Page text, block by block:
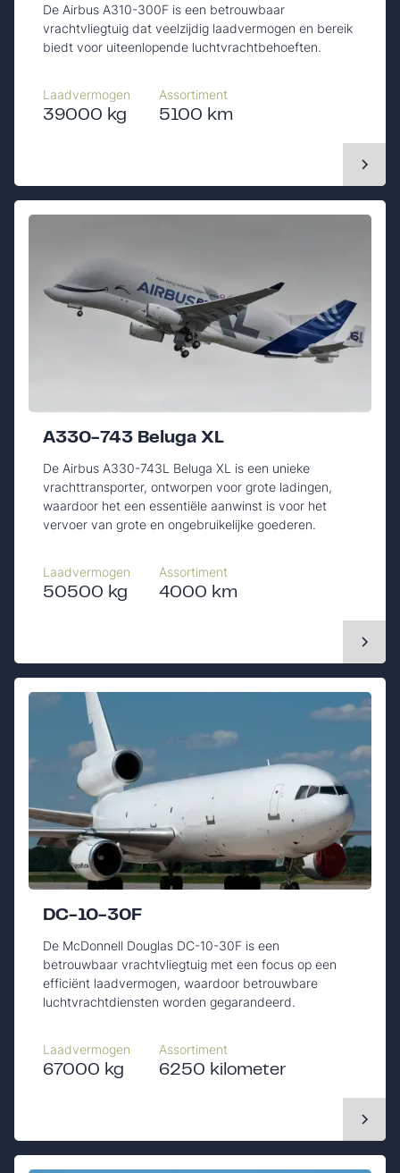
De Airbus A310-300F is een betrouwbaar
vrachtvliegtuig dat veelzijdig laadvermogen en bereik
biedt voor uiteenlopende luchtvrachtbehoeften.
Laadvermogen
39000 kg
Assortiment
5100 km
A330-743 Beluga XL
De Airbus A330-743L Beluga XL is een unieke
vrachttransporter, ontworpen voor grote ladingen,
waardoor het een essentiële aanwinst is voor het
vervoer van grote en ongebruikelijke goederen.
Laadvermogen
50500 kg
Assortiment
4000 km
DC-10-30F
De McDonnell Douglas DC-10-30F is een
betrouwbaar vrachtvliegtuig met een focus op een
efficiënt laadvermogen, waardoor betrouwbare
luchtvrachtdiensten worden gegarandeerd.
Laadvermogen
67000 kg
Assortiment
6250 kilometer